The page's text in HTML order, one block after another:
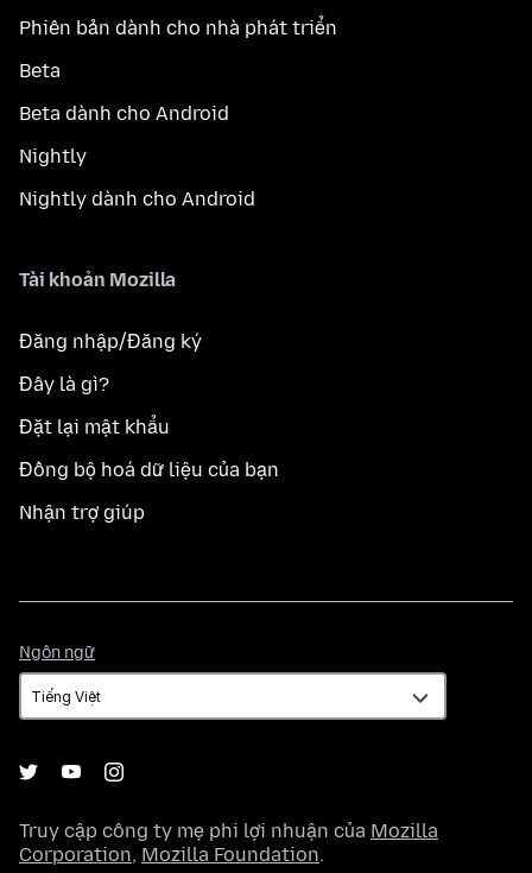
Phiên bản dành cho nhà phát triển
Beta
Beta dành cho Android
Nightly
Nightly dành cho Android
Tài khoản Mozilla
Đăng nhập/Đăng ký
Đây là gì?
Đặt lại mật khẩu
Đồng bộ hoá dữ liệu của bạn
Nhận trợ giúp
Ngôn ngữ
ngữ
Truy cập công ty mẹ phi lợi nhuận của Mozilla
Corporation, Mozilla Foundation.